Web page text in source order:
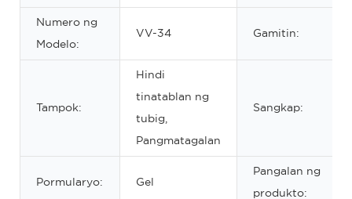
Numero ng
Modelo:
VV-34 Gamitin:
Tampok:
Hindi
tinatablan ng
tubig,
Pangmatagalan
Sangkap:
Pormularyo: Gel
Pangalan ng
produkto: